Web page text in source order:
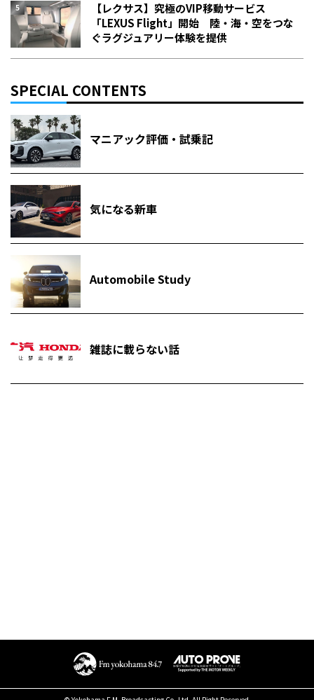
【レクサス】究極のVIP移動サービス
「LEXUS Flight」開始 陸・海・空をつな
ぐラグジュアリー体験を提供
SPECIAL CONTENTS
マニアック評価・試乗記
気になる新車
Automobile Study
雑誌に載らない話